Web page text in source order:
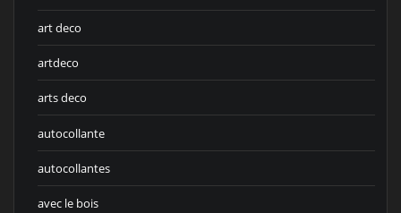
art deco
artdeco
arts deco
autocollante
autocollantes
avec le bois